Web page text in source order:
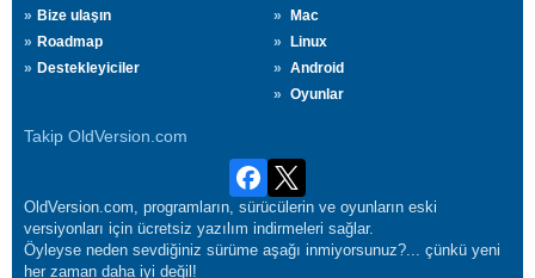
Bize ulaşın
Roadmap
Destekleyiciler
Mac
Linux
Android
Oyunlar
Takip OldVersion.com
OldVersion.com, programların, sürücülerin ve oyunların eski
versiyonları için ücretsiz yazılım indirmeleri sağlar.
Öyleyse neden sevdiğiniz sürüme aşağı inmiyorsunuz?... çünkü yeni
her zaman daha iyi değil!